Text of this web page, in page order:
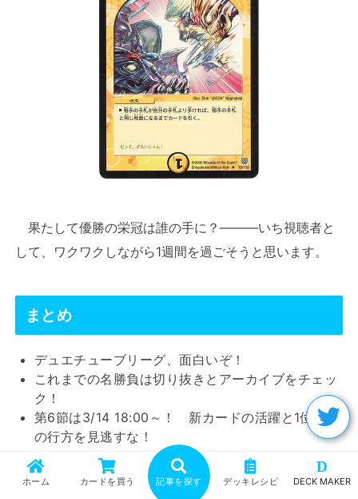
果たして優勝の栄冠は誰の手に？―――いち視聴者と
して、ワクワクしながら1週間を過ごそうと思います。
まとめ
デュエチューブリーグ、面白いぞ！
これまでの名勝負は切り抜きとアーカイブをチェッ
ク！
第6節は3/14 18:00～！ 新カードの活躍と1位争い
の行方を見逃すな！
お買い物ならカーナベルで！ ▶
ホーム カードを買う 記事を探す デッキレシピ
D
DECK MAKER